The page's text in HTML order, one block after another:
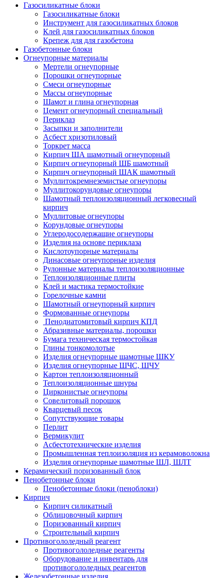
Газосиликатные блоки
Газосиликатные блоки
Инструмент для газосиликатных блоков
Клей для газосиликатных блоков
Крепеж для для газобетона
Газобетонные блоки
Огнеупорные материалы
Мертели огнеупорные
Порошки огнеупорные
Смеси огнеупорные
Массы огнеупорные
Шамот и глина огнеупорная
Цемент огнеупорный специальный
Периклаз
Засыпки и заполнители
Асбест хризотиловый
Торкрет масса
Кирпич ША шамотный огнеупорный
Кирпич огнеупорный ШБ шамотный
Кирпич огнеупорный ШАК шамотный
Муллито­­кремнеземистые огнеупоры
Муллито­корундовые огнеупоры
Шамотный тепло­изоляционный легковесный
кирпич
Муллитовые огнеупоры
Корундовые огнеупоры
Углеродо­содержащие огнеупоры
Изделия на основе периклаза
Кислотоупорные материалы
Динасовые огнеупорные изделия
Рулонные материалы теплоизоляционные
Тепло­изоляционные плиты
Клей и мастика термостойкие
Горелочные камни
Шамотный огнеупорный кирпич
Формованные огнеупоры
Пенодиатомитовый кирпич КПД
Абразивные материалы, порошки
Бумага техническая термостойкая
Глины тонкомолотые
Изделия огнеупорные шамотные ШКУ
Изделия огнеупорные ШЧС, ШЧУ
Картон теплоизоляционный
Теплоизоляционные шнуры
Цирконистые огнеупоры
Совелитовый порошок
Кварцевый песок
Сопутствующие товары
Перлит
Вермикулит
Асбесто­технические изделия
Промышленная теплоизоляция из керамоволокна
Изделия огнеупорные шамотные ШЛ, ШЛТ
Керамический поризованный блок
Пенобетонные блоки
Пенобетонные блоки (пеноблоки)
Кирпич
Кирпич силикатный
Облицовочный кирпич
Поризованный кирпич
Строительный кирпич
Противогололедный реагент
Противогололедные реагенты
Оборудование и инвентарь для
противогололедных реагентов
Железобетонные изделия